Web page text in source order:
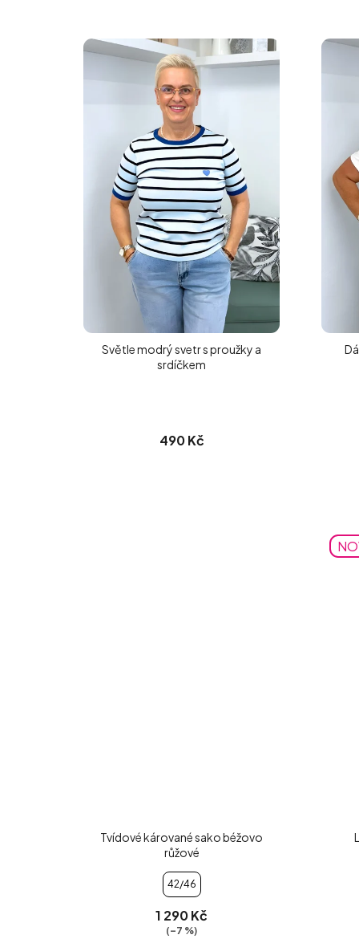
Světle modrý svetr s proužky a
srdíčkem
490 Kč
Tvídové kárované sako béžovo
růžové
42/46
1 290 Kč
(–7 %)